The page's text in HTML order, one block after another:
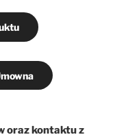
oraz kontaktu z